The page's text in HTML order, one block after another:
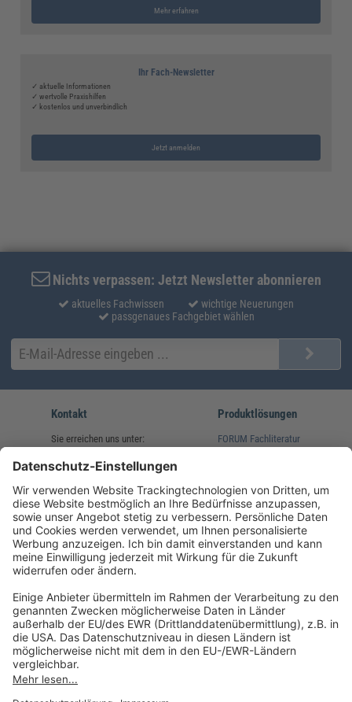
Mehr erfahren
Ihr Fach-Newsletter
✓ aktuelle Informationen
✓ wertvolle Praxishilfen
✓ kostenlos und unverbindlich
Jetzt anmelden
Nichts verpassen: Jetzt Newsletter abonnieren
aktuelles Fachwissen
wichtige Neuerungen
passgenaues Fachgebiet wählen
Kontakt
Sie erreichen uns unter:
(08233) 38 11 23
service@forum-verlag.com
Mo-Do 07:30 - 17:00 Uhr
Fr 07:30 - 15:00 Uhr
Produktlösungen
FORUM Fachliteratur
Folgen Sie uns
Impressum
Datenschutz